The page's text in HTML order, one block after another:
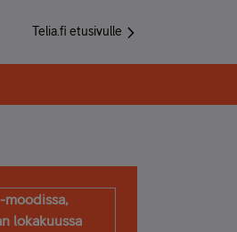
Telia.fi etusivulle
moodissa,
lokakuussa